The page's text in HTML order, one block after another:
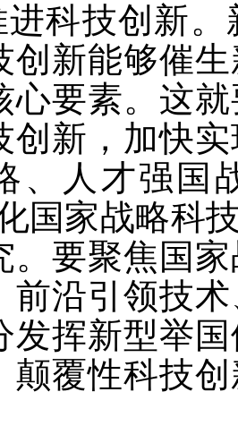
进科技创新
创新能够催
心要素。这
创新，加快
、人才强国
国家战略科
。要聚焦国
前沿引领技
发挥新型举
颠覆性科技